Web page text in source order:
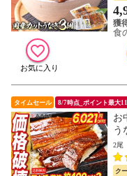
食
タイムセール 8/7時点_ポイント最大
お
う
た
ト
2尾
ク